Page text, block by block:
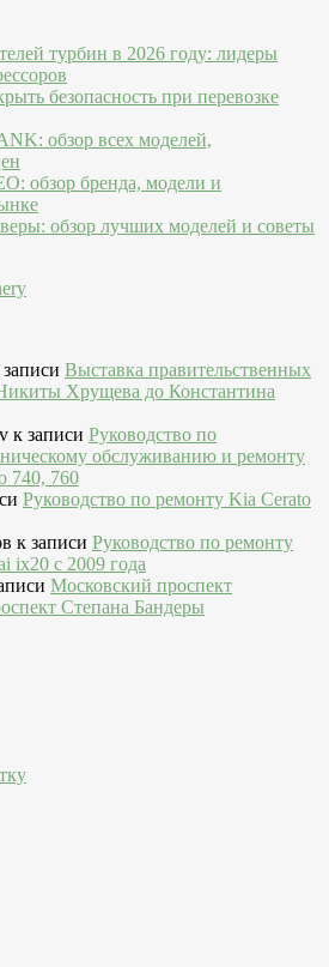
турбин в 2026 году: лидеры
безопасность при перевозке
обзор всех моделей,
обзор бренда, модели и
обзор лучших моделей и советы
Выставка правительственных
Хрущева до Константина
к записи Руководство по
обслуживанию и ремонту
740, 760
Руководство по ремонту Kia Cerato
к записи Руководство по ремонту
ix20 c 2009 года
Московский проспект
Степана Бандеры